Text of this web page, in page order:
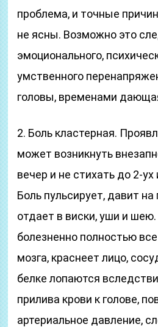
проблема, и точные
не ясны. Возможно это
эмоционального,
умственного
головы, временами
2. Боль кластерная.
может возникнуть
вечер и не стихать до 2-
Боль пульсирует, давит на
отдает в виски, уши и
болезненно полностью
мозга, краснеет лицо,
белке лопаются
прилива крови к голове,
артериальное давление,